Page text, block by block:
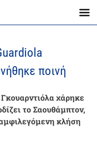
ποινή
χάρηκε
το Σαουθάμπτον,
κλήση